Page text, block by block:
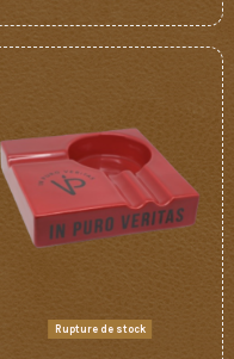
Rupture de stock